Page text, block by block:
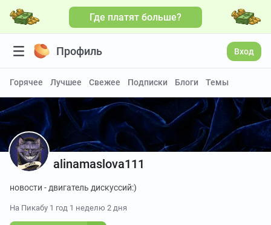
Где платят больше?
Профиль Вход
Горячее Лучшее Свежее Подписки Блоги Темы
alinamaslova111
новости - двигатель дискуссий:)
На Пикабу 1 год 1 неделю 2 дня